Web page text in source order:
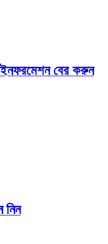
ইনফরমেশন বের করুন